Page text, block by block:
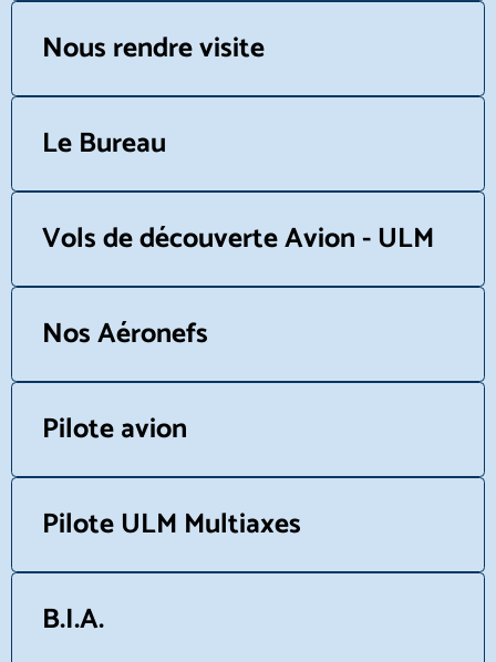
Nous rendre visite
Le Bureau
Vols de découverte Avion - ULM
Nos Aéronefs
Pilote avion
Pilote ULM Multiaxes
B.I.A.